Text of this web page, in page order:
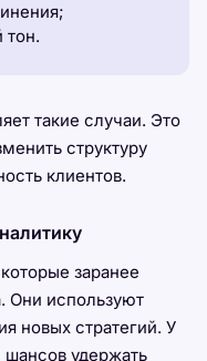
тон.
такие случаи. Это
структуру
клиентов.
заранее
Они используют
новых стратегий. У
шансов удержать